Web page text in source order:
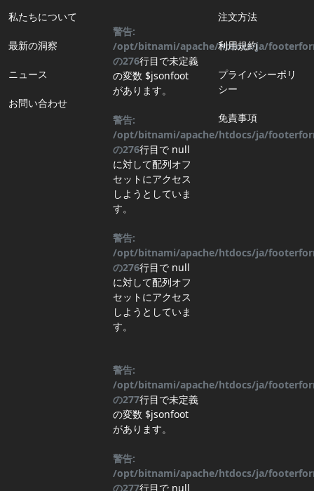
私たちについて
最新の洞察
ニュース
お問い合わせ
警告:
/opt/bitnami/apache/htdocs/ja/
の276行目で未定義
の変数 $jsonfoot
があります。
警告:
/opt/bitnami/apache/htdocs/ja/
の276行目で null
に対して配列オフ
セットにアクセス
しようとしていま
す。
警告:
/opt/bitnami/apache/htdocs/ja/
の276行目で null
に対して配列オフ
セットにアクセス
しようとしていま
す。
警告:
/opt/bitnami/apache/htdocs/ja/
の277行目で未定義
の変数 $jsonfoot
があります。
警告:
/opt/bitnami/apache/htdocs/ja/
の277行目で null
注文方法
利用規約
プライバシーポリ
シー
免責事項